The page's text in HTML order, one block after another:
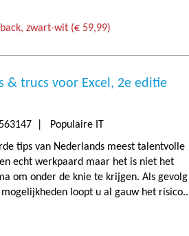
zwart-wit (€ 59,99)
& trucs voor Excel, 2e editie
| Populaire IT
tips van Nederlands meest talentvolle
echt werkpaard maar het is niet het
om onder de knie te krijgen. Als gevolg
loopt u al gauw het